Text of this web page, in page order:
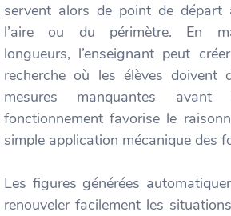
servent alors de point de départ
l’aire ou du périmètre. En
longueurs, l’enseignant peut
recherche où les élèves doivent
mesures manquantes
fonctionnement favorise le
simple application mécanique des
Les figures générées
renouveler facilement les